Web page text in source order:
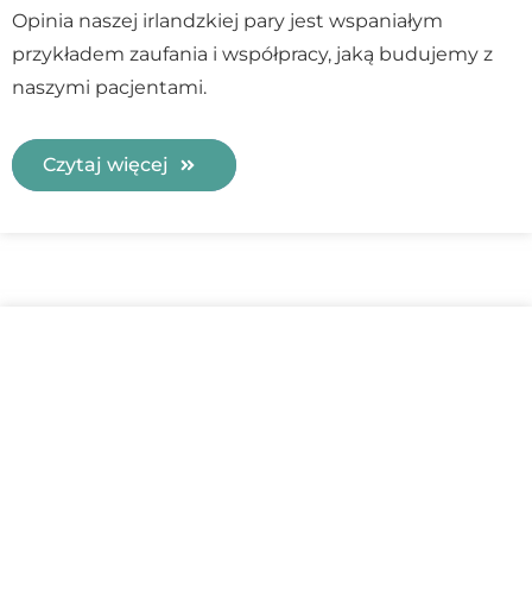
Opinia naszej irlandzkiej pary jest wspaniałym
przykładem zaufania i współpracy, jaką budujemy z
naszymi pacjentami.
Czytaj więcej